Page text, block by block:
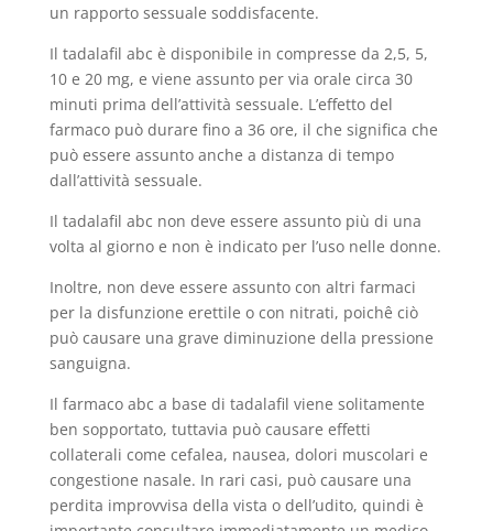
un rapporto sessuale soddisfacente.
Il tadalafil abc è disponibile in compresse da 2,5, 5,
10 e 20 mg, e viene assunto per via orale circa 30
minuti prima dell’attività sessuale. L’effetto del
farmaco può durare fino a 36 ore, il che significa che
può essere assunto anche a distanza di tempo
dall’attività sessuale.
Il tadalafil abc non deve essere assunto più di una
volta al giorno e non è indicato per l’uso nelle donne.
Inoltre, non deve essere assunto con altri farmaci
per la disfunzione erettile o con nitrati, poichê ciò
può causare una grave diminuzione della pressione
sanguigna.
Il farmaco abc a base di tadalafil viene solitamente
ben sopportato, tuttavia può causare effetti
collaterali come cefalea, nausea, dolori muscolari e
congestione nasale. In rari casi, può causare una
perdita improvvisa della vista o dell’udito, quindi è